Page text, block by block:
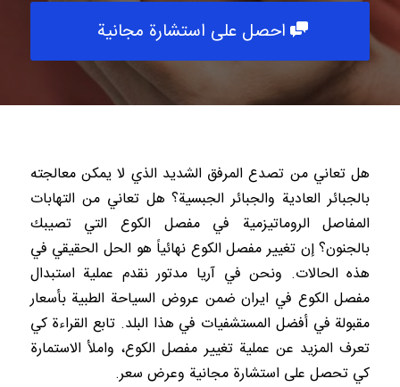
احصل على استشارة مجانية
هل تعاني من تصدع المرفق الشديد الذي لا يمكن معالجته
بالجبائر العادية والجبائر الجبسية؟ هل تعاني من التهابات
المفاصل الروماتيزمية في مفصل الكوع التي تصيبك
بالجنون؟ إن تغيير مفصل الكوع نهائياً هو الحل الحقيقي في
هذه الحالات. ونحن في آريا مدتور نقدم عملية استبدال
مفصل الكوع في ايران ضمن عروض السياحة الطبية بأسعار
مقبولة في أفضل المستشفيات في هذا البلد. تابع القراءة كي
تعرف المزيد عن عملية تغيير مفصل الكوع، واملأ الاستمارة
كي تحصل على استشارة مجانية وعرض سعر.